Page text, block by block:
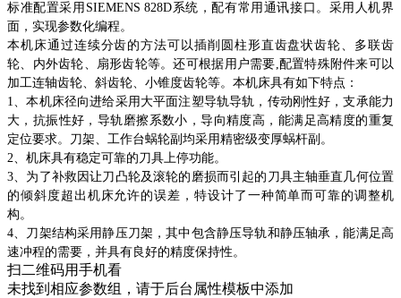
标准配置采用SIEMENS 828D系统，配有常用通讯接口。采用人机界
面，实现参数化编程。
本机床通过连续分齿的方法可以插削圆柱形直齿盘状齿轮、多联齿
轮、内外齿轮、扇形齿轮等。还可根据用户需要,配置特殊附件来可以
加工连轴齿轮、斜齿轮、小锥度齿轮等。本机床具有如下特点：
1、本机床径向进给采用大平面注塑导轨导轨，传动刚性好，支承能力
大，抗振性好，导轨磨擦系数小，导向精度高，能满足高精度的重复
定位要求。刀架、工作台蜗轮副均采用精密级变厚蜗杆副。
2、机床具有稳定可靠的刀具上停功能。
3、为了补救因让刀凸轮及滚轮的磨损而引起的刀具主轴垂直几何位置
的倾斜度超出机床允许的误差，特设计了一种简单而可靠的调整机
构。
4、刀架结构采用静压刀架，其中包含静压导轨和静压轴承，能满足高
速冲程的需要，并具有良好的精度保持性。
扫二维码用手机看
未找到相应参数组，请于后台属性模板中添加